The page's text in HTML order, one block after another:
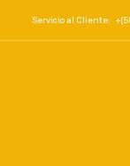
Servicio al Cliente: